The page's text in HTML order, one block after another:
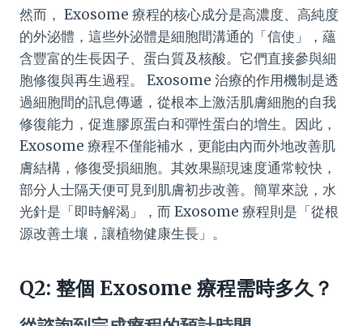
然而， Exosome 療程的核心成分是高濃度、高純度
的外泌體，這些外泌體是細胞間溝通的「信使」，蘊
含豐富的生長因子、蛋白質及核酸。它們直接參與細
胞修復與再生過程。 Exosome 治療的作用機制是透
過細胞間的訊息傳遞，從根本上激活肌膚細胞的自我
修復能力，促進膠原蛋白和彈性蛋白的增生。因此，
Exosome 療程不僅能補水，更能由內而外地改善肌
膚結構，修復受損細胞。其效果顯現速度通常較快，
部分人士隔天便可見到肌膚初步改善。簡單來說，水
光針是「即時解渴」，而 Exosome 療程則是「從根
源改善土壤，讓植物健康生長」。
Q2: 整個 Exosome 療程需時多久？